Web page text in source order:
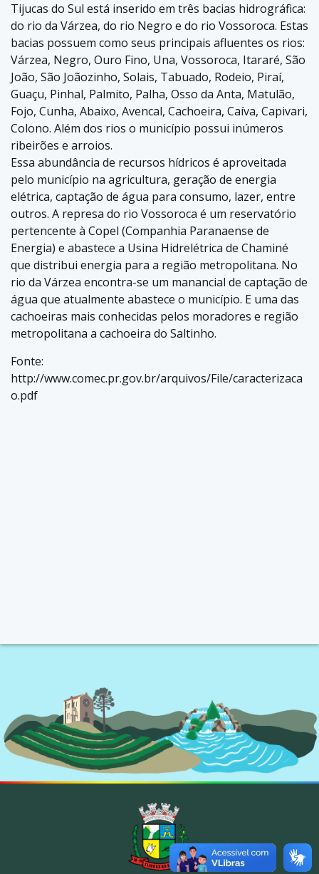
Tijucas do Sul está inserido em três bacias hidrográfica:
do rio da Várzea, do rio Negro e do rio Vossoroca. Estas
bacias possuem como seus principais afluentes os rios:
Várzea, Negro, Ouro Fino, Una, Vossoroca, Itararé, São
João, São Joãozinho, Solais, Tabuado, Rodeio, Piraí,
Guaçu, Pinhal, Palmito, Palha, Osso da Anta, Matulão,
Fojo, Cunha, Abaixo, Avencal, Cachoeira, Caíva, Capivari,
Colono. Além dos rios o município possui inúmeros
ribeirões e arroios.
Essa abundância de recursos hídricos é aproveitada
pelo município na agricultura, geração de energia
elétrica, captação de água para consumo, lazer, entre
outros. A represa do rio Vossoroca é um reservatório
pertencente à Copel (Companhia Paranaense de
Energia) e abastece a Usina Hidrelétrica de Chaminé
que distribui energia para a região metropolitana. No
rio da Várzea encontra-se um manancial de captação de
água que atualmente abastece o município. E uma das
cachoeiras mais conhecidas pelos moradores e região
metropolitana a cachoeira do Saltinho.
Fonte:
http://www.comec.pr.gov.br/arquivos/File/caracterizaca
o.pdf